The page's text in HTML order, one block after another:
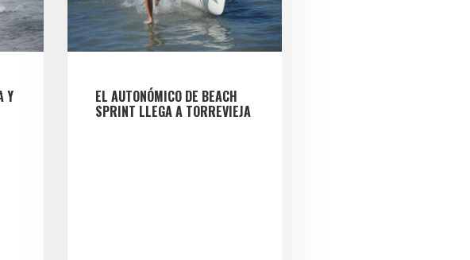
Y EL AUTONÓMICO DE BEACH
SPRINT LLEGA A TORREVIEJA